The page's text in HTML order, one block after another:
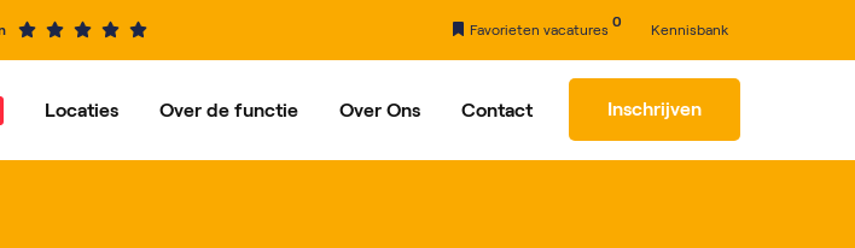
Favorieten vacatures
0
Kennisbank
Locaties Over de functie Over Ons Contact Inschrijven